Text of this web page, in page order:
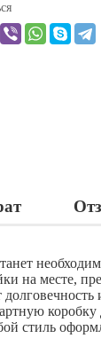
на месте,
стиль